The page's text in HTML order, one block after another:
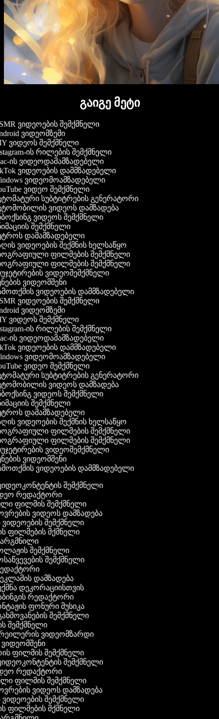
გაიგე მეტი
ვიდეოების შემქმნელი
ვიდეომზემი
ვიდეოს შემქმნელი
ის რილების შემქმნელი
ის ვიდეოდამამზადებელი
ვიდეოების დამმზადებელი
ვიდეომოამზადებელი
ვიდეო შემქმნელი
სუბტიტრების გენერატორი
ვიდეოს დამზადება
ვიდეოს შემქმნელი
შემქმნელი
დამამზადებელი
ვიდეოების შექმნის ხელსაწყო
ფილმების შემქმნელი
ფილმების შემქმნელი
ვიდეოშემქმნელი
ვიდეომშენი
ვიდეოების დამმზადებელი
ვიდეოების შემქმნელი
ვიდეომზემი
ვიდეოს შემქმნელი
ის რილების შემქმნელი
ის ვიდეოდამამზადებელი
ვიდეოების დამმზადებელი
ვიდეომოამზადებელი
ვიდეო შემქმნელი
სუბტიტრების გენერატორი
ვიდეოს დამზადება
ვიდეოს შემქმნელი
შემქმნელი
დამამზადებელი
ვიდეოების შექმნის ხელსაწყო
ფილმების შემქმნელი
ფილმების შემქმნელი
ვიდეოშემქმნელი
ვიდეომშენი
ვიდეოების დამმზადებელი
ვიდეოკონტენტის შემქმნელი
რედაქტორი
ფილმის შემქმნელი
ვიდეოს დამზადება
ვიდეოების შემქმნელი
ფილმების მქმნელი
შემქმნელი
შემქმნელი
დამზადება
დეკორაციისთვის
რედაქტორი
ფონური მუსიკა
შემქმნელი
შემქმნელი
ვიდეომზარდი
ვიდეომშენი
ფილმის შემქმნელი
ვიდეოკონტენტის შემქმნელი
რედაქტორი
ფილმის შემქმნელი
ვიდეოს დამზადება
ვიდეოების შემქმნელი
ფილმების მქმნელი